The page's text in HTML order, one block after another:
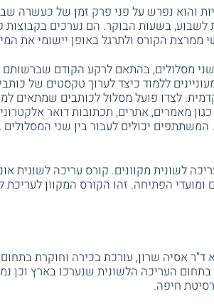
אקדמיות והוא נפרש על פני פרק זמן של
לשבוע, בשעות הבוקר. הם נערכים
הקורס ולתרגל באופן יישומי את
מסלולים, בהתאם לרקע הקודם שברשותם
ללמוד כיצד לערוך טקסטים של
לצדו פועל מסלול לכותבים שמתאים
מאמרים, אתרים, תכתובות דואר
המשתתפים יכולים לעבור בין שני
לשונית מקוונים. קורס עריכה לשונית
ומועדי הפתיחה. זהו הקורס המקוון
אסיה שרון, עורכת בכירה וחוקרת
העריכה הלשונית שנערכו בארץ וכן
חיפה.